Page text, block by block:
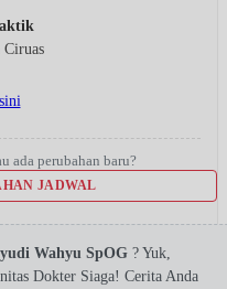
Ciruas
ada perubahan baru?
JADWAL
Wahyu SpOG ? Yuk,
Dokter Siaga! Cerita Anda